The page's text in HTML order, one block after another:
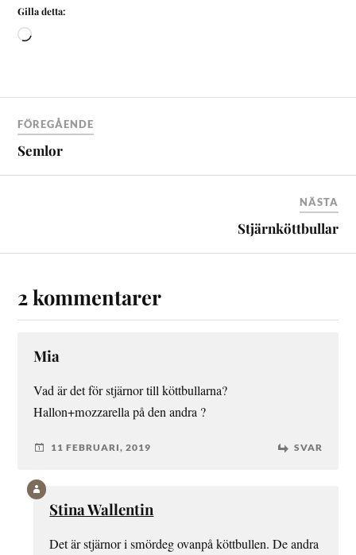
Gilla detta:
FÖREGÅENDE
Semlor
NÄSTA
Stjärnköttbullar
2 kommentarer
Mia
Vad är det för stjärnor till köttbullarna?
Hallon+mozzarella på den andra ?
11 FEBRUARI, 2019 SVAR
Stina Wallentin
Det är stjärnor i smördeg ovanpå köttbullen. De andra